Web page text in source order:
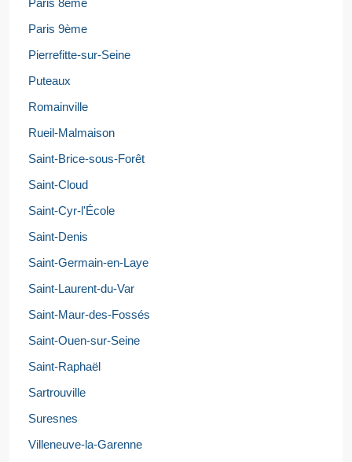
Paris 9ème
Pierrefitte-sur-Seine
Puteaux
Romainville
Rueil-Malmaison
Saint-Brice-sous-Forêt
Saint-Cloud
Saint-Cyr-l'École
Saint-Denis
Saint-Germain-en-Laye
Saint-Laurent-du-Var
Saint-Maur-des-Fossés
Saint-Ouen-sur-Seine
Saint-Raphaël
Sartrouville
Suresnes
Villeneuve-la-Garenne